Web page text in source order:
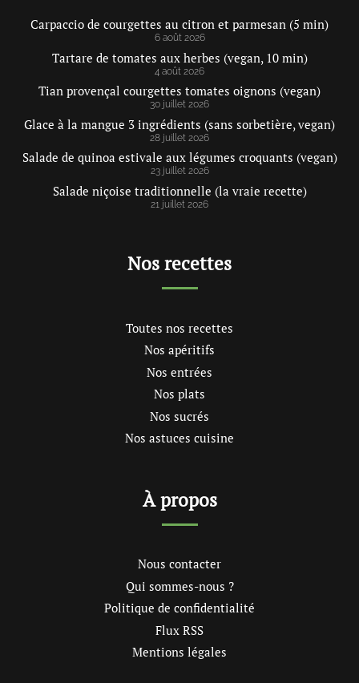
Carpaccio de courgettes au citron et parmesan (5 min)
6 août 2026
Tartare de tomates aux herbes (vegan, 10 min)
4 août 2026
Tian provençal courgettes tomates oignons (vegan)
30 juillet 2026
Glace à la mangue 3 ingrédients (sans sorbetière, vegan)
28 juillet 2026
Salade de quinoa estivale aux légumes croquants (vegan)
23 juillet 2026
Salade niçoise traditionnelle (la vraie recette)
21 juillet 2026
Nos recettes
Toutes nos recettes
Nos apéritifs
Nos entrées
Nos plats
Nos sucrés
Nos astuces cuisine
À propos
Nous contacter
Qui sommes-nous ?
Politique de confidentialité
Flux RSS
Mentions légales